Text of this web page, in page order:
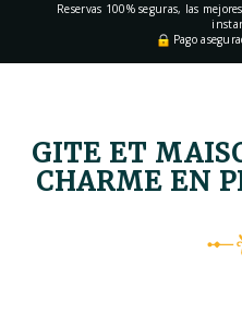
Reservas 100% seguras, las
Pago
GITE ET
CHARME EN